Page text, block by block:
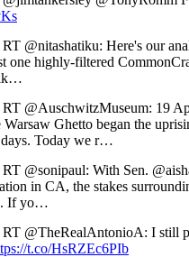
RT @nitashatiku: Here's our
one highly-filtered
RT @AuschwitzMuseum: 19
Ghetto began the
days. Today we r…
RT @sonipaul: With Sen.
in CA, the stakes
If yo…
RT @TheRealAntonioA: I still
t.co/HsRZEc6PIb